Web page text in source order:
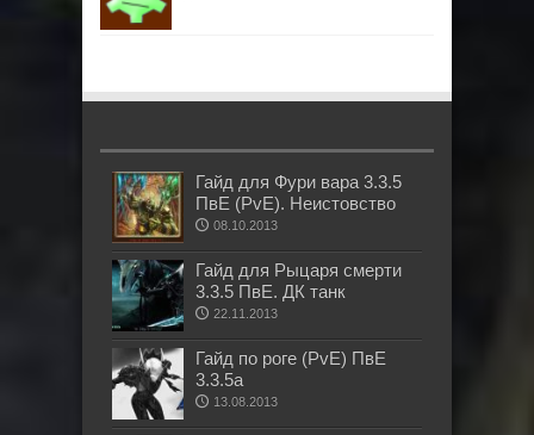
Гайд для Фури вара 3.3.5
ПвЕ (PvE). Неистовство
08.10.2013
Гайд для Рыцаря смерти
3.3.5 ПвЕ. ДК танк
22.11.2013
Гайд по роге (PvE) ПвЕ
3.3.5а
13.08.2013